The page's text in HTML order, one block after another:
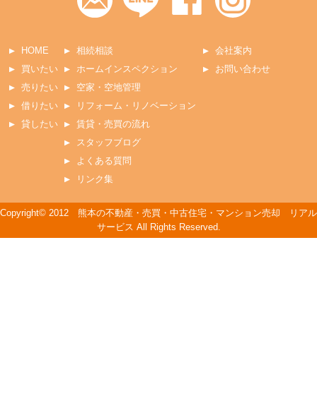
HOME
買いたい
売りたい
借りたい
貸したい
相続相談
ホームインスペクション
空家・空地管理
リフォーム・リノベーション
賃貸・売買の流れ
スタッフブログ
よくある質問
リンク集
会社案内
お問い合わせ
Copyright© 2012 熊本の不動産・売買・中古住宅・マンション売却 リアル
サービス All Rights Reserved.